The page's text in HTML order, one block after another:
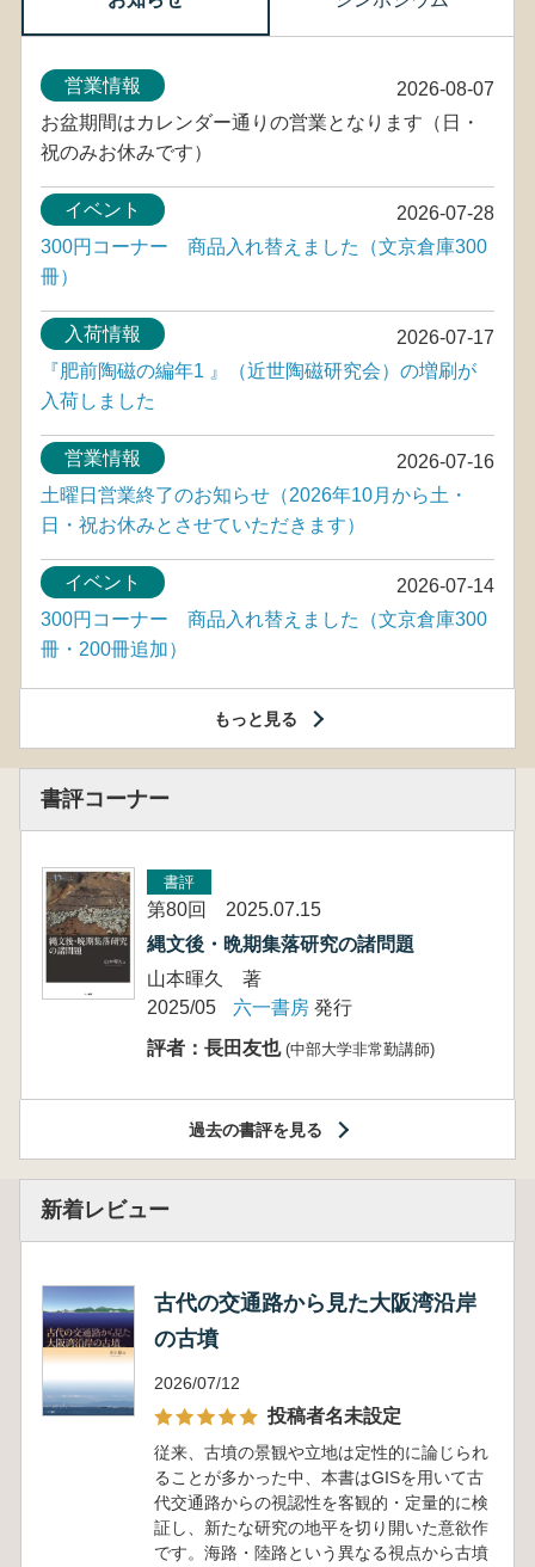
2026-08-07
営業情報
お盆期間はカレンダー通りの営業となります（日・
祝のみお休みです）
2026-07-28
イベント
300円コーナー 商品入れ替えました（文京倉庫300
冊）
2026-07-17
入荷情報
『肥前陶磁の編年1 』（近世陶磁研究会）の増刷が
入荷しました
2026-07-16
営業情報
土曜日営業終了のお知らせ（2026年10月から土・
日・祝お休みとさせていただきます）
2026-07-14
イベント
300円コーナー 商品入れ替えました（文京倉庫300
冊・200冊追加）
もっと見る
書評コーナー
書評
第80回 2025.07.15
縄文後・晩期集落研究の諸問題
山本暉久 著
2025/05
六一書房 発行
評者：長田友也 (中部大学非常勤講師)
過去の書評を見る
新着レビュー
古代の交通路から見た大阪湾沿岸
の古墳
2026/07/12
投稿者名未設定
従来、古墳の景観や立地は定性的に論じられ
ることが多かった中、本書はGISを用いて古
代交通路からの視認性を客観的・定量的に検
証し、新たな研究の地平を切り開いた意欲作
です。海路・陸路という異なる視点から古墳